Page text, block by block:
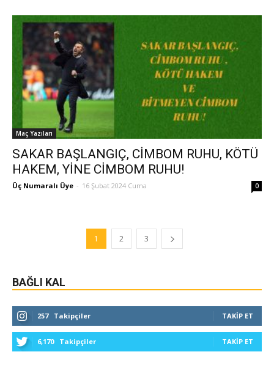
Maç Yazıları
SAKAR BAŞLANGIÇ, CİMBOM RUHU, KÖTÜ
HAKEM, YİNE CİMBOM RUHU!
Üç Numaralı Üye - 16 Şubat 2024 Cuma 0
1 2 3
BAĞLI KAL
257 Takipçiler TAKIP ET
6,170 Takipçiler TAKIP ET